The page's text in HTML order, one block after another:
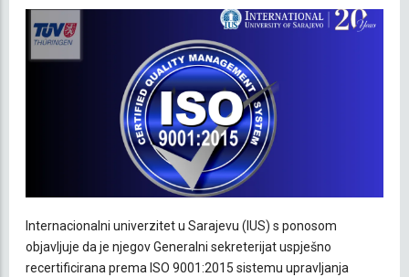
Internacionalni univerzitet u Sarajevu (IUS) s ponosom
objavljuje da je njegov Generalni sekreterijat uspješno
recertificirana prema ISO 9001:2015 sistemu upravljanja